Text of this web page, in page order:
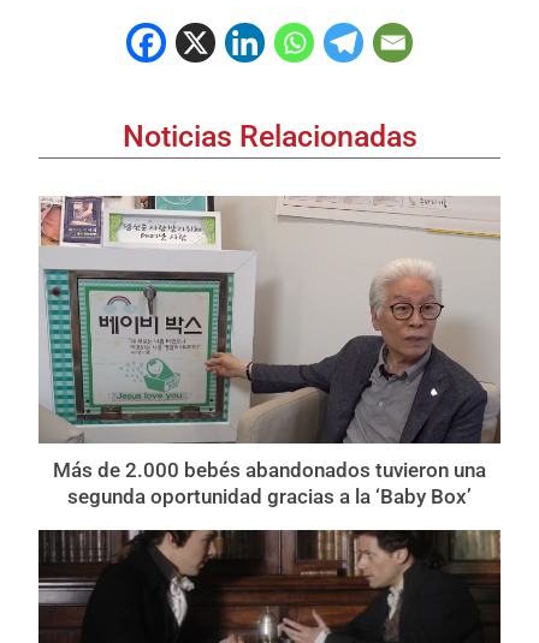
Noticias Relacionadas
Más de 2.000 bebés abandonados tuvieron una
segunda oportunidad gracias a la ‘Baby Box’